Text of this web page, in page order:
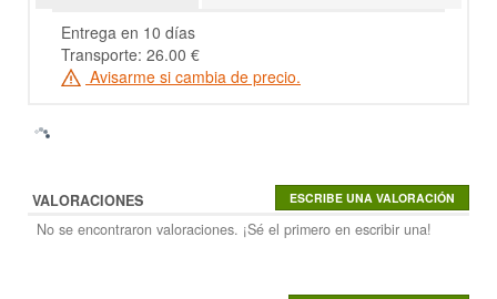
Entrega en 10 días
Transporte: 26.00 €
Avisarme si cambia de precio.
VALORACIONES
No se encontraron valoraciones. ¡Sé el primero en escribir una!